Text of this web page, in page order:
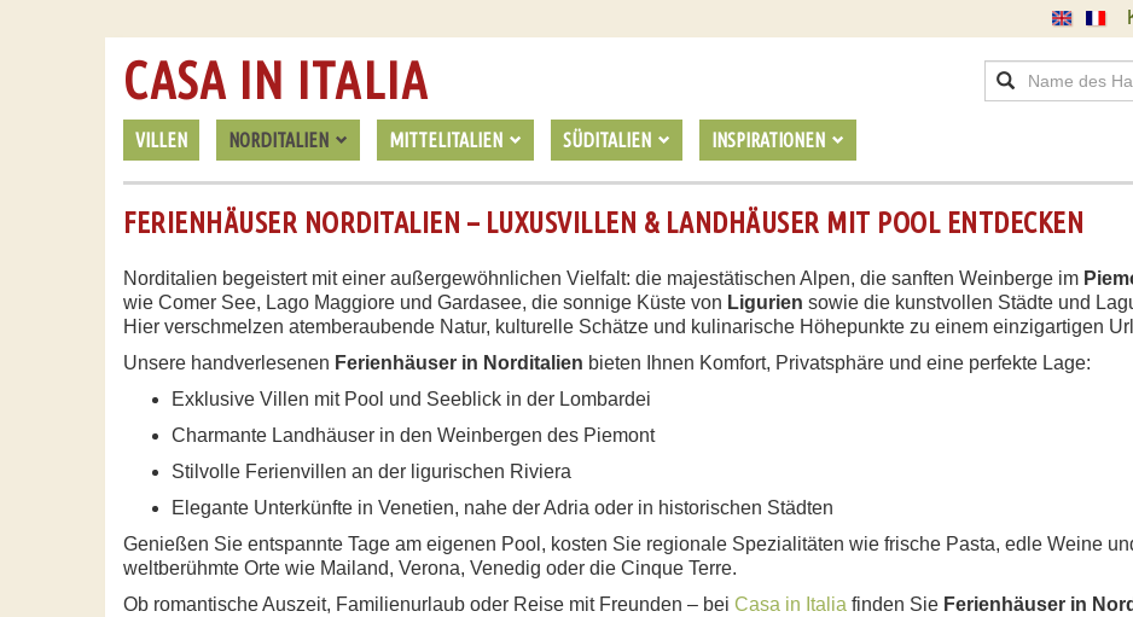
VILLEN NORDITALIEN MITTELITALIEN SÜDITALIEN INSPIRATIONEN
CASA IN ITALIA
FERIENHÄUSER NORDITALIEN – LUXUSVILLEN & LANDHÄUSER MIT POOL ENTDECKEN
Norditalien begeistert mit einer außergewöhnlichen Vielfalt: die majestätischen Alpen, die sanften Weinberge im
wie Comer See, Lago Maggiore und Gardasee, die sonnige Küste von Ligurien sowie die kunstvollen Städte und
Hier verschmelzen atemberaubende Natur, kulturelle Schätze und kulinarische Höhepunkte zu einem einzigartigen
Unsere handverlesenen Ferienhäuser in Norditalien bieten Ihnen Komfort, Privatsphäre und eine perfekte Lage:
Exklusive Villen mit Pool und Seeblick in der Lombardei
Charmante Landhäuser in den Weinbergen des Piemont
Stilvolle Ferienvillen an der ligurischen Riviera
Elegante Unterkünfte in Venetien, nahe der Adria oder in historischen Städten
Genießen Sie entspannte Tage am eigenen Pool, kosten Sie regionale Spezialitäten wie frische Pasta, edle Weine
weltberühmte Orte wie Mailand, Verona, Venedig oder die Cinque Terre.
Ob romantische Auszeit, Familienurlaub oder Reise mit Freunden – bei Casa in Italia finden Sie Ferienhäuser in